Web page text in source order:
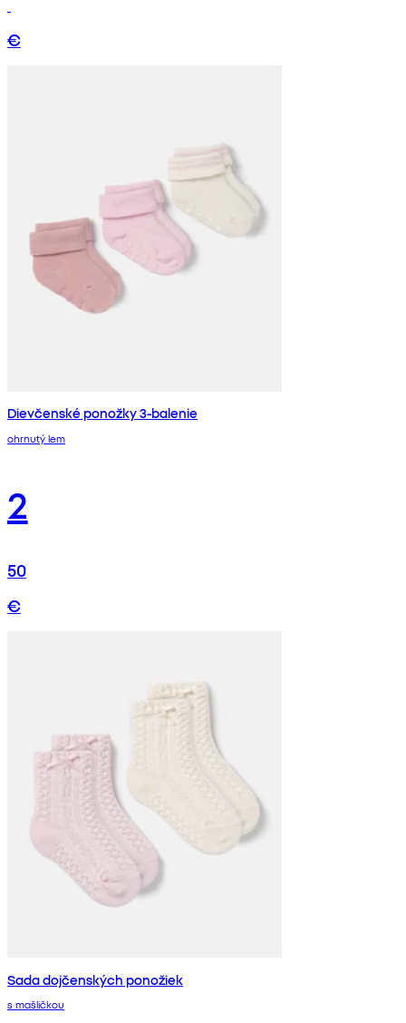
€
Dievčenské ponožky 3-balenie
ohrnutý lem
2
50
€
Sada dojčenských ponožiek
s mašličkou